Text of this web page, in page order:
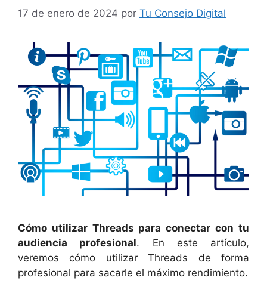
17 de enero de 2024 por Tu Consejo Digital
Cómo utilizar Threads para conectar con tu
audiencia profesional. En este artículo,
veremos cómo utilizar Threads de forma
profesional para sacarle el máximo rendimiento.